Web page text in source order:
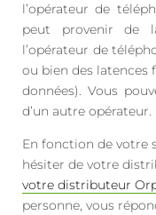
l’opérateur de
peut provenir de
l’opérateur de
ou bien des latences
données). Vous
d’un autre opérateur.
En fonction de votre
hésiter de votre
votre distributeur
personne, vous